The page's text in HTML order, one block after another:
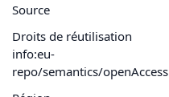
Source
Droits de réutilisation
info:eu-
repo/semantics/openAccess